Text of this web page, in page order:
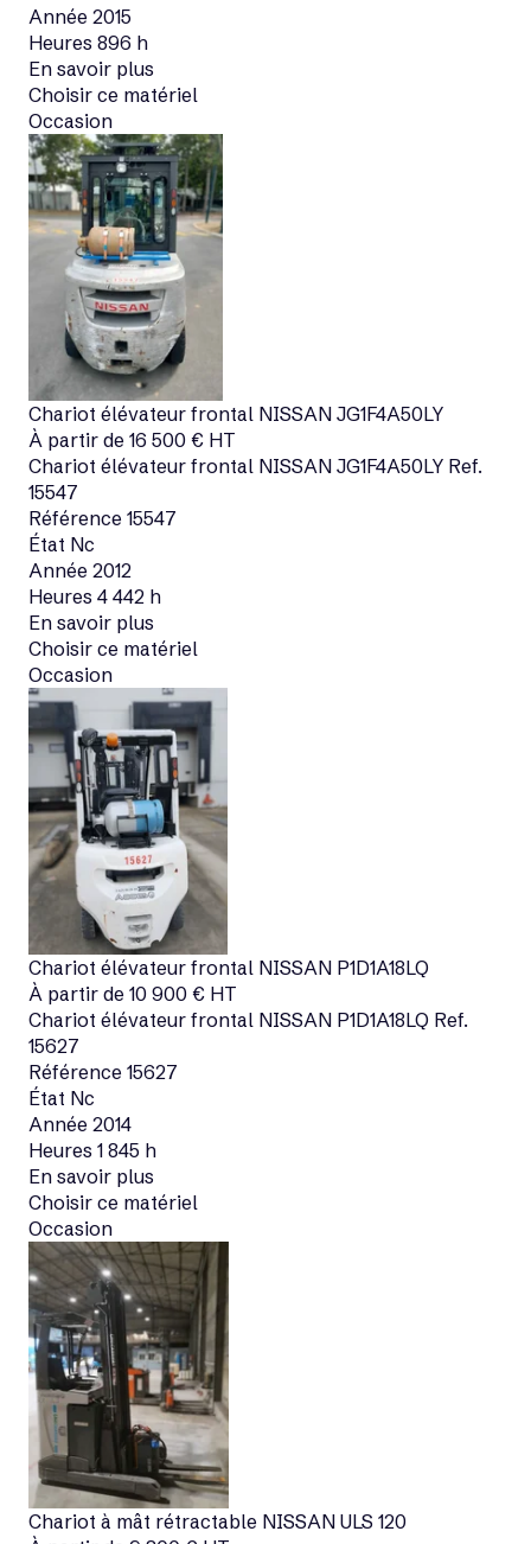
Voir matériel neuf
Occasion
Année 2015
Heures 896 h
En savoir plus
Choisir ce matériel
Occasion
Chariot élévateur frontal NISSAN JG1F4A50LY
À partir de 16 500 € HT
Chariot élévateur frontal NISSAN JG1F4A50LY Ref.
15547
Référence 15547
État Nc
Année 2012
Heures 4 442 h
En savoir plus
Choisir ce matériel
Occasion
Chariot élévateur frontal NISSAN P1D1A18LQ
À partir de 10 900 € HT
Chariot élévateur frontal NISSAN P1D1A18LQ Ref.
15627
Référence 15627
État Nc
Année 2014
Heures 1 845 h
En savoir plus
Choisir ce matériel
Occasion
Chariot à mât rétractable NISSAN ULS 120